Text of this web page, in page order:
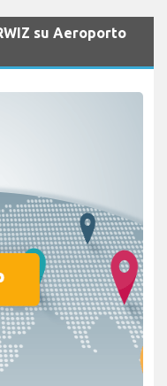
su Aeroporto